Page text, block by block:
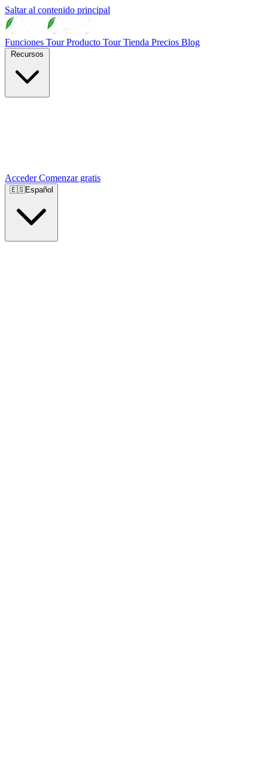
Saltar al contenido principal
Funciones Tour Producto Tour Tienda Precios Blog
AccederComenzar gratis
🇪🇸Español